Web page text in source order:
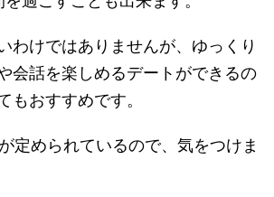
わけではありませんが、 ゆっくり
会話を楽しめるデートができるの
もおすすめです。
定められているので、気をつけま